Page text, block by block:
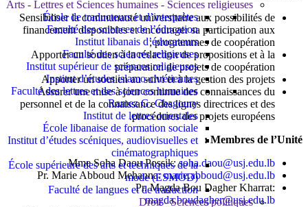
Arts - Lettres et Sciences humaines - Sciences religieuses
École de traducteurs et d’interprètes
Faculté des sciences de l’éducation
Institut libanais d’éducateurs
Faculté des sciences religieuses
Institut supérieur de sciences religieuses
Institut d’études islamo-chrétiennes
Faculté des lettres et des sciences humaines
Ramez G. Chagoury
Institut de lettres orientales
École libanaise de formation sociale
Institut d’études scéniques, audiovisuelles et
cinématographiques
École supérieure des arts et techniques de la
mode (ESMOD)
Faculté de langues et de traduction
Droit - Sciences politiques
Sensibiliser la communauté universitaire aux possibilités de
financement disponibles et encourager sa participation aux
programmes de coopération ;
Apporter un soutien à la rédaction de propositions et à la
préparation de projets de coopération
Apporter un soutien au suivi et à la gestion des projets
Assurer une mise à jour continue des connaissances du
personnel et de la connaissance des lignes directrices et des
procédures des projets européens.
Membres de l’Unité :
Mme Soha Daou Possik:soha.daou@usj.edu.lb
Pr. Marie Abboud Mehanna:marie.abboud@usj.edu.lb
Pr. Magda Bou Dagher Kharrat:
magda.boudagher@usj.edu.lb